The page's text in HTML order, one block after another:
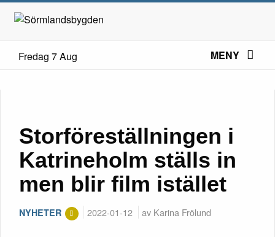
Fredag 7 Aug MENY
Storföreställningen i
Katrineholm ställs in
men blir film istället
NYHETER 2022-01-12 av Karina Frölund